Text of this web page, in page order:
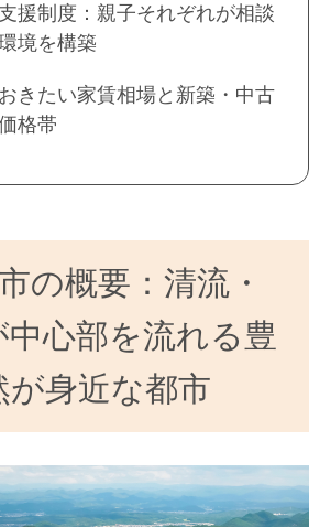
援制度：親子それぞれが相談
境を構築
きたい家賃相場と新築・中古
格帯
の概要：清流・
心部を流れる豊
が身近な都市